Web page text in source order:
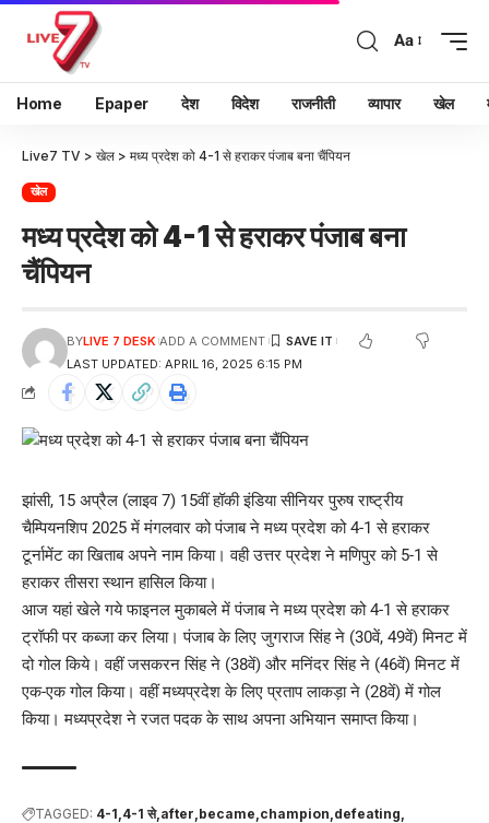
Aa
Home Epaper देश विदेश राजनीती व्यापार खेल
Live7 TV > खेल > मध्य प्रदेश को 4-1 से हराकर पंजाब बना चैंपियन
खेल
मध्य प्रदेश को 4-1 से हराकर पंजाब बना
चैंपियन
LAST UPDATED: APRIL 16, 2025 6:15 PM
BYLIVE 7 DESK ADD A COMMENT
झांसी, 15 अप्रैल (लाइव 7) 15वीं हॉकी इंडिया सीनियर पुरुष राष्ट्रीय
चैम्पियनशिप 2025 में मंगलवार को पंजाब ने मध्य प्रदेश को 4-1 से हराकर
टूर्नामेंट का खिताब अपने नाम किया। वही उत्तर प्रदेश ने मणिपुर को 5-1 से
हराकर तीसरा स्थान हासिल किया।
आज यहां खेले गये फाइनल मुकाबले में पंजाब ने मध्य प्रदेश को 4-1 से हराकर
ट्रॉफी पर कब्जा कर लिया। पंजाब के लिए जुगराज सिंह ने (30वें, 49वें) मिनट में
दो गोल किये। वहीं जसकरन सिंह ने (38वें) और मनिंदर सिंह ने (46वें) मिनट में
एक-एक गोल किया। वहीं मध्यप्रदेश के लिए प्रताप लाकड़ा ने (28वें) में गोल
किया। मध्यप्रदेश ने रजत पदक के साथ अपना अभियान समाप्त किया।
TAGGED: 4-1 4-1 से after became champion defeating